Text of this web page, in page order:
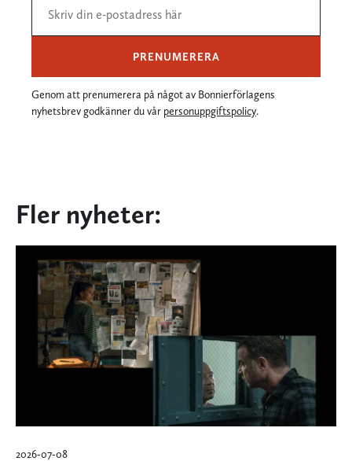
PRENUMERERA
Genom att prenumerera på något av Bonnierförlagens
nyhetsbrev godkänner du vår personuppgiftspolicy.
Fler nyheter:
2026-07-08